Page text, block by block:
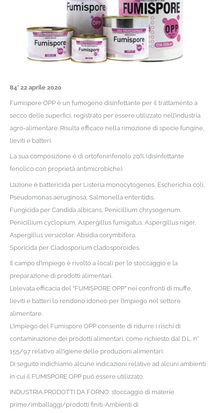
84* 22 aprile 2020
Fumispore OPP è un fumogeno disinfettante per il trattamento a
secco delle superfici, registrato per essere utilizzato nell’industria
agro-alimentare. Risulta efficace nella rimozione di specie fungine,
lieviti e batteri.
La sua composizione è di ortofeninfenolo 20% (disinfettante
fenolico con proprietà antimicrobiche).
L’azione è battericida per Listeria monocytogenes, Escherichia coli,
Pseudomonas aeruginosa, Salmonella enteritidis.
Fungicida per Candida albicans, Penicillium chrysogenum,
Penicillium cyclopium, Aspergillus fumigatus, Aspergillus niger,
Aspergillus versicolor, Absidia corymbifera.
Sporicida per Cladosporium cladosporoides.
Il campo d’impiego è rivolto a locali per lo stoccaggio e la
preparazione di prodotti alimentari.
L’elevata efficacia del “FUMISPORE OPP” nei confronti di muffe,
lieviti e batteri lo rendono idoneo per l’impiego nel settore
alimentare.
L’impiego del Fumispore OPP consente di ridurre i rischi di
contaminazione dei prodotti alimentari, come richiesto dal D.L. n°
155/97 relativo all’igiene delle produzioni alimentari.
Di seguito indichiamo alcune indicazioni relative ad alcuni ambienti
in cui il FUMISPORE OPP può essere utilizzato.
INDUSTRIA PRODOTTI DA FORNO: stoccaggio di materie
prime/imballaggi/prodotti finiti-Ambienti di